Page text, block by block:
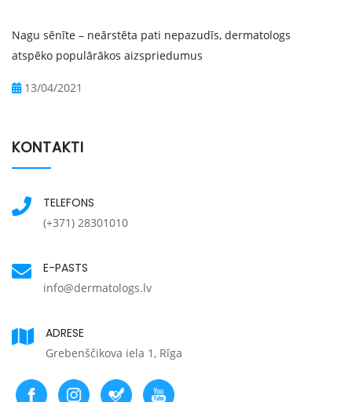
Nagu sēnīte – neārstēta pati nepazudīs, dermatologs
atspēko populārākos aizspriedumus
13/04/2021
KONTAKTI
TELEFONS
(+371) 28301010
E-PASTS
info@dermatologs.lv
ADRESE
Grebenščikova iela 1, Rīga